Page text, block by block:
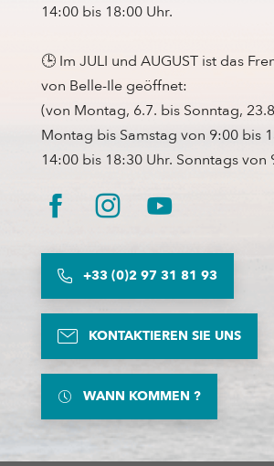
14:00 bis 18:00 Uhr.
🕒 Im JULI und AUGUST ist das
von Belle-Ile geöffnet:
(von Montag, 6.7. bis Sonntag,
Montag bis Samstag von 9:00 bis
14:00 bis 18:30 Uhr. Sonntags von
+33 (0)2 97 31 81 93
KONTAKTIEREN SIE UNS
WANN KOMMEN ?